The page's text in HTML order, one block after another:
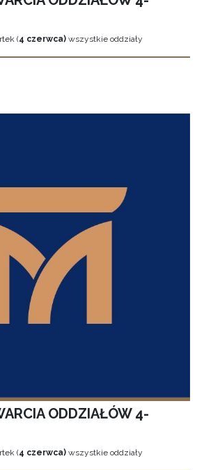
(4 czerwca) wszystkie oddziały
ODDZIAŁÓW 4-
(4 czerwca) wszystkie oddziały